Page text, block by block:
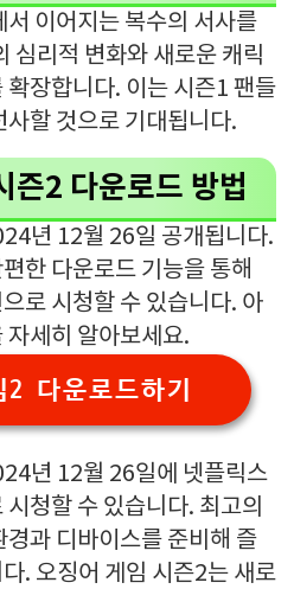
이어지는 복수의 서사를
심리적 변화와 새로운 캐릭
확장합니다. 이는 시즌1 팬들
할 것으로 기대됩니다.
즌2 다운로드 방법
년 12월 26일 공개됩니다.
한 다운로드 기능을 통해
로 시청할 수 있습니다. 아
자세히 알아보세요.
다운로드하기
년 12월 26일에 넷플릭스
청할 수 있습니다. 최고의
과 디바이스를 준비해 즐
. 오징어 게임 시즌2는 새로